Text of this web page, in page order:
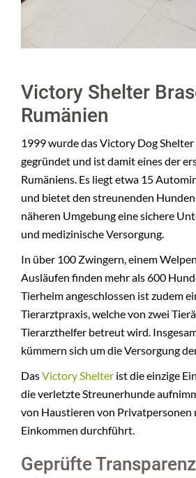
Victory Shelter
Rumänien
1999 wurde das Victory Dog
gegründet und ist damit eines der
Rumäniens. Es liegt etwa 15
und bietet den streunenden
näheren Umgebung eine sichere
und medizinische Versorgung.
In über 100 Zwingern, einem
Ausläufen finden mehr als 600
Tierheim angeschlossen ist zudem
Tierarztpraxis, welche von zwei
Tierarzthelfer betreut wird.
kümmern sich um die Versorgung
DasVictory Shelter ist die einzige
die verletzte Streunerhunde
von Haustieren von Privatpersonen
Einkommen durchführt.
Geprüfte Transparenz